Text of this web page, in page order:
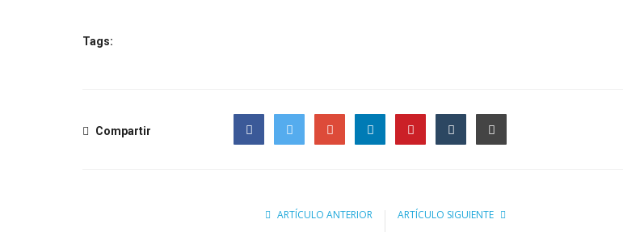
Tags:
Compartir
ARTÍCULO ANTERIOR ARTÍCULO SIGUIENTE